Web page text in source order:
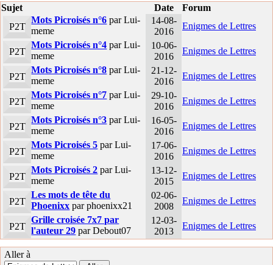
Sujet Date
Forum
P2T
Mots Picroisés n°6 par Lui-
meme
14-08-
2016
Enigmes de Lettres
P2T
Mots Picroisés n°4 par Lui-
meme
10-06-
2016
Enigmes de Lettres
P2T
Mots Picroisés n°8 par Lui-
meme
21-12-
2016
Enigmes de Lettres
P2T
Mots Picroisés n°7 par Lui-
meme
29-10-
2016
Enigmes de Lettres
P2T
Mots Picroisés n°3 par Lui-
meme
16-05-
2016
Enigmes de Lettres
P2T
Mots Picroisés 5 par Lui-
meme
17-06-
2016
Enigmes de Lettres
P2T
Mots Picroisés 2 par Lui-
meme
13-12-
2015
Enigmes de Lettres
P2T
Les mots de tête du
Phoenixx par phoenixx21
02-06-
2008
Enigmes de Lettres
P2T
Grille croisée 7x7 par
l'auteur 29 par Debout07
12-03-
2013
Enigmes de Lettres
Aller à